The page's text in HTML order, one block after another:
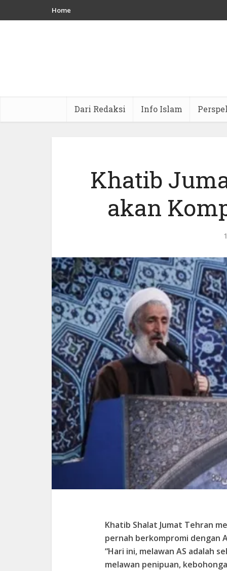
Home
Dari Redaksi Info Islam
Khatib
akan
Khatib Shalat Jumat Tehran
pernah berkompromi dengan
“Hari ini, melawan AS adalah
melawan penipuan,